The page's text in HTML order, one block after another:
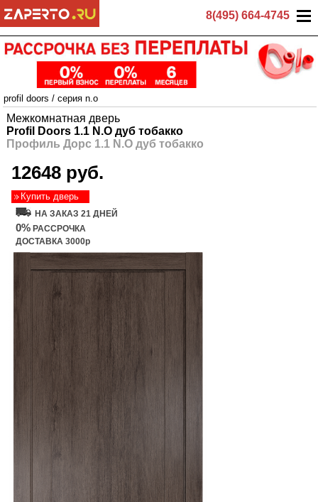
8(495) 664-4745
profil doors / серия n.o
Межкомнатная дверь
Profil Doors 1.1 N.O дуб тобакко
Профиль Дорс 1.1 N.O дуб тобакко
12648 руб.
Купить дверь
НА ЗАКАЗ 21 ДНЕЙ
0% РАССРОЧКА
ДОСТАВКА 3000р